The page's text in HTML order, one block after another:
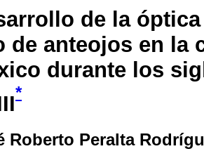
de la
de anteojos en la
durante los
*
Roberto Peralta